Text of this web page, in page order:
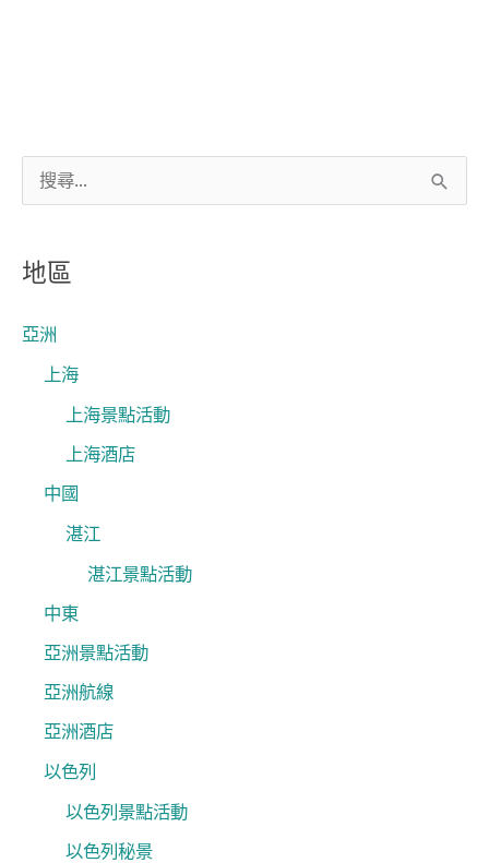
關
字
地區
亞洲
上海
上海景點活動
上海酒店
中國
湛江
湛江景點活動
中東
亞洲景點活動
亞洲航線
亞洲酒店
以色列
以色列景點活動
以色列秘景